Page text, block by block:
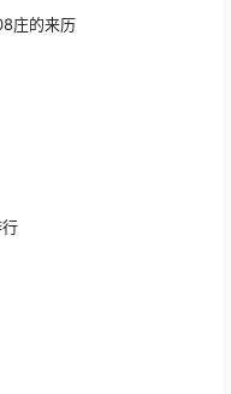
庄的来历